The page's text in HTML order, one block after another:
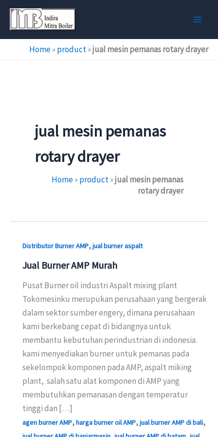
Skip
content
Home»product»jual mesin pemanas rotary drayer
jual mesin pemanas
rotary drayer
Home»product»jual mesin pemanas
rotary drayer
Distributor Burner AMP,jual burner aspalt
Jual Burner AMP Murah
Pusat Burner oil industri Aspalt mixing plant
Tokomesinku merupukan perusahaan yang bergerak
dalam sektor sumber engery, dimana perusahaan
kami berkebang cepat di bidangnya untuk
membantu kebutuhan perindustrian di indonesia.
kami menyediakan burner untuk pemanas pada
sekelompok komponen pada AMP, aspalt miking
plant, salah satu alat komponen di AMP yang
membutuhkan pemanasan dengan temperatur
tinggi dan […]
agen burner AMP,harga burner oil AMP,jual burner AMP di bali,